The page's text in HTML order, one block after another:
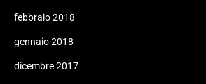
febbraio 2018
gennaio 2018
dicembre 2017